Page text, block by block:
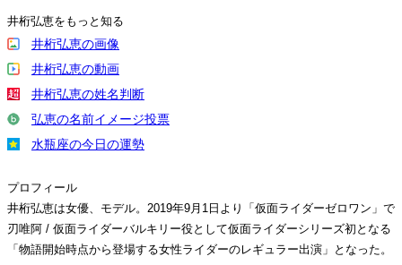
井桁弘恵をもっと知る
井桁弘恵の画像
井桁弘恵の動画
井桁弘恵の姓名判断
弘恵の名前イメージ投票
水瓶座の今日の運勢
プロフィール
井桁弘恵は女優、モデル。2019年9月1日より「仮面ライダーゼロワン」で
刃唯阿 / 仮面ライダーバルキリー役として仮面ライダーシリーズ初となる
「物語開始時点から登場する女性ライダーのレギュラー出演」となった。